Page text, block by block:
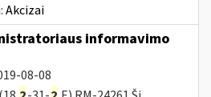
Akcizai
informavimo
08-08